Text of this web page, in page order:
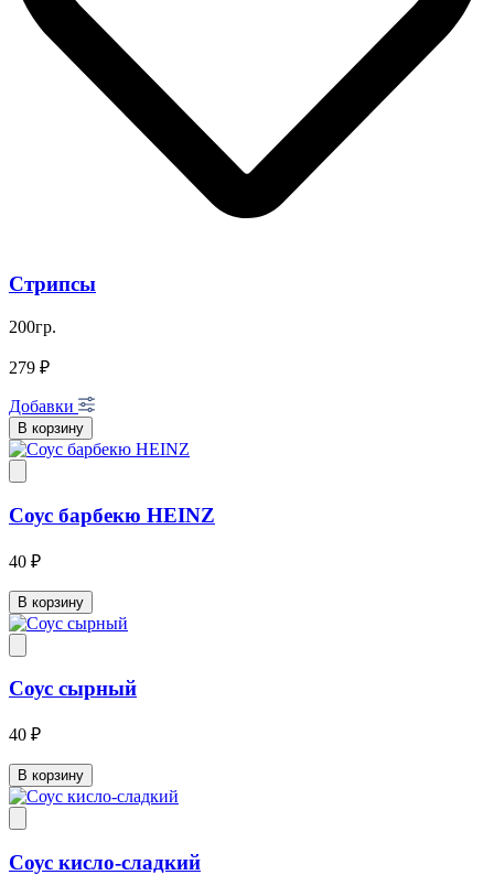
Стрипсы
200гр.
279 ₽
Добавки
В корзину
Соус барбекю HEINZ
40 ₽
В корзину
Соус сырный
40 ₽
В корзину
Соус кисло-сладкий